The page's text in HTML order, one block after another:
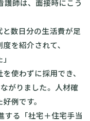
護師は、面接時にこう
と数日分の生活費が足
を紹介されて、
使わずに採用でき、
がりました。人材確
例です。
る「社宅＋住宅手当